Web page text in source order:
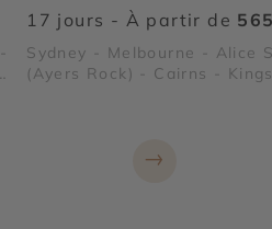
17 jours - À partir de
Sydney - Melbourne - Alice
(Ayers Rock) - Cairns -
→